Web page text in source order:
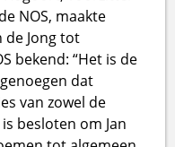
NOS, maakte
de Jong tot
bekend: “Het is de
dat
van zowel de
besloten om Jan